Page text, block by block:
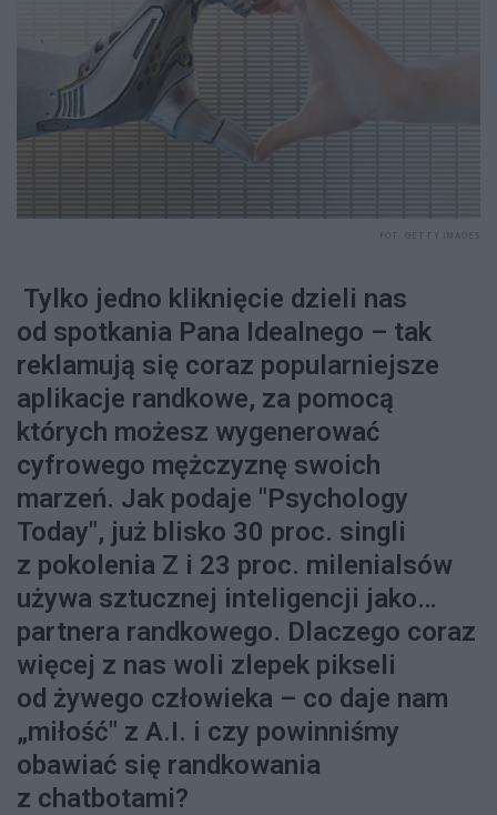
Tylko jedno kliknięcie dzieli nas
od spotkania Pana Idealnego – tak
reklamują się coraz popularniejsze
aplikacje randkowe, za pomocą
których możesz wygenerować
cyfrowego mężczyznę swoich
marzeń. Jak podaje "Psychology
Today", już blisko 30 proc. singli
z pokolenia Z i 23 proc. milenialsów
używa sztucznej inteligencji jako…
partnera randkowego. Dlaczego coraz
więcej z nas woli zlepek pikseli
od żywego człowieka – co daje nam
„miłość" z A.I. i czy powinniśmy
obawiać się randkowania
z chatbotami?